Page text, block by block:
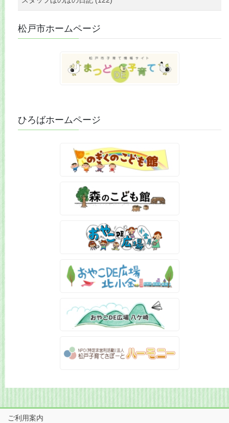
松戸市ホームページ
ひろばホームページ
ご利用案内